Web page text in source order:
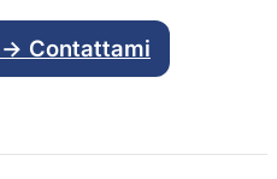
→ Contattami